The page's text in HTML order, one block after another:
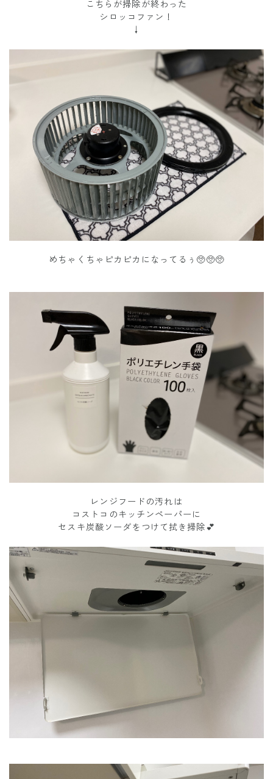
こちらが掃除が終わった
シロッコファン！
↓
めちゃくちゃピカピカになってるぅ🥺🥺🥺
レンジフードの汚れは
コストコのキッチンペーパーに
セスキ炭酸ソーダをつけて拭き掃除💕